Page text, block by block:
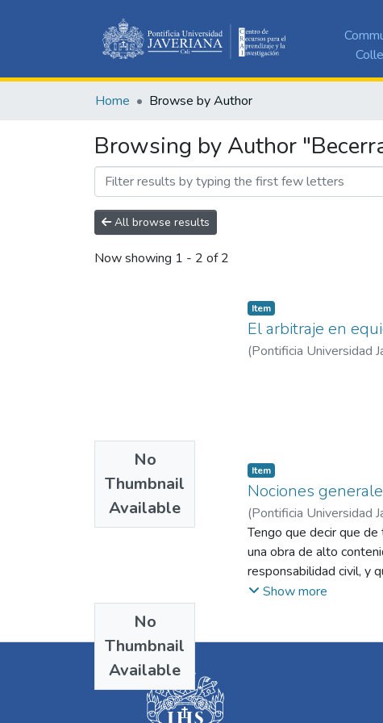
Home Browse by Author
Browsing by Author
All browse results
Now showing 1 - 2 of 2
No
Thumbnail
Available
Item
El arbitraje en
(Pontificia Universidad
No
Thumbnail
Available
Item
Nociones
(Pontificia Universidad
Tengo que decir que
una obra de alto
responsabilidad civil, y
contractuales y
profanos, y que diera
complejidad que las
problemas más
Show more